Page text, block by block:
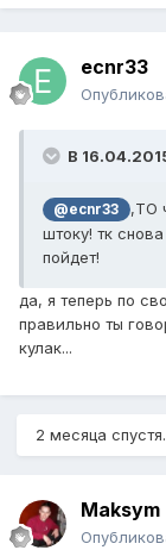
ecnr33
В
@ecnr33
,ТО
штоку! тк
пойдет!
да, я теперь по
правильно ты
кулак...
2 месяца
Maksym